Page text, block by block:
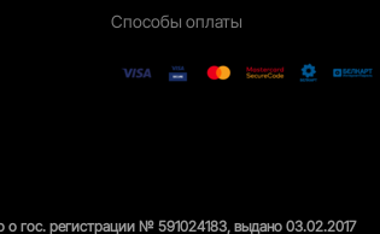
Способы оплаты
о гос. регистрации № 591024183, выдано 03.02.2017